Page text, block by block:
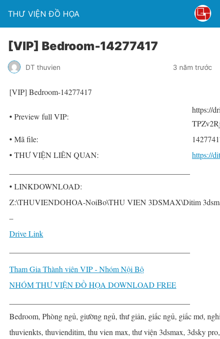
THƯ VIỆN ĐỒ HỌA
[VIP] Bedroom-14277417
DT thuvien 3 năm trước
[VIP] Bedroom-14277417
• Preview full VIP:
https://
• Mã file:
• THƯ VIỆN LIÊN QUAN:
https://
• LINKDOWNLOAD:
Z:\THUVIENDOHOA-NoiBo\THU VIEN 3DSMAX\Ditim
–
Drive Link
Tham Gia Thành viên VIP - Nhóm Nội Bộ
NHÓM THƯ VIỆN ĐỒ HỌA DOWNLOAD FREE
Bedroom, Phòng ngủ, giường ngủ, thư giản, giấc ngủ, giấc mơ,
thuvienkts, thuvienditim, thu vien max, thư viện 3dsmax, 3dsky